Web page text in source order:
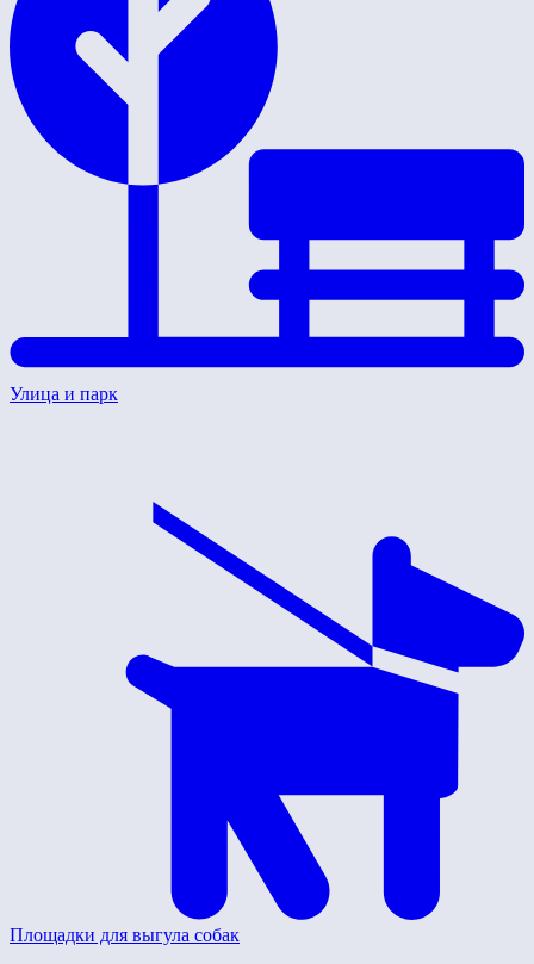
Улица и парк
Площадки для выгула собак